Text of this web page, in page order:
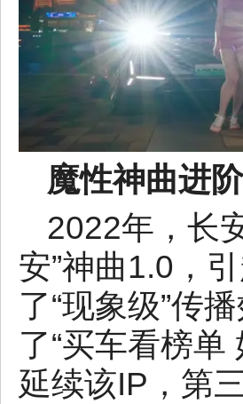
魔性神曲进
2022年，长
安”神曲1.0，
了“现象级”传
了“买车看榜
延续该IP，第